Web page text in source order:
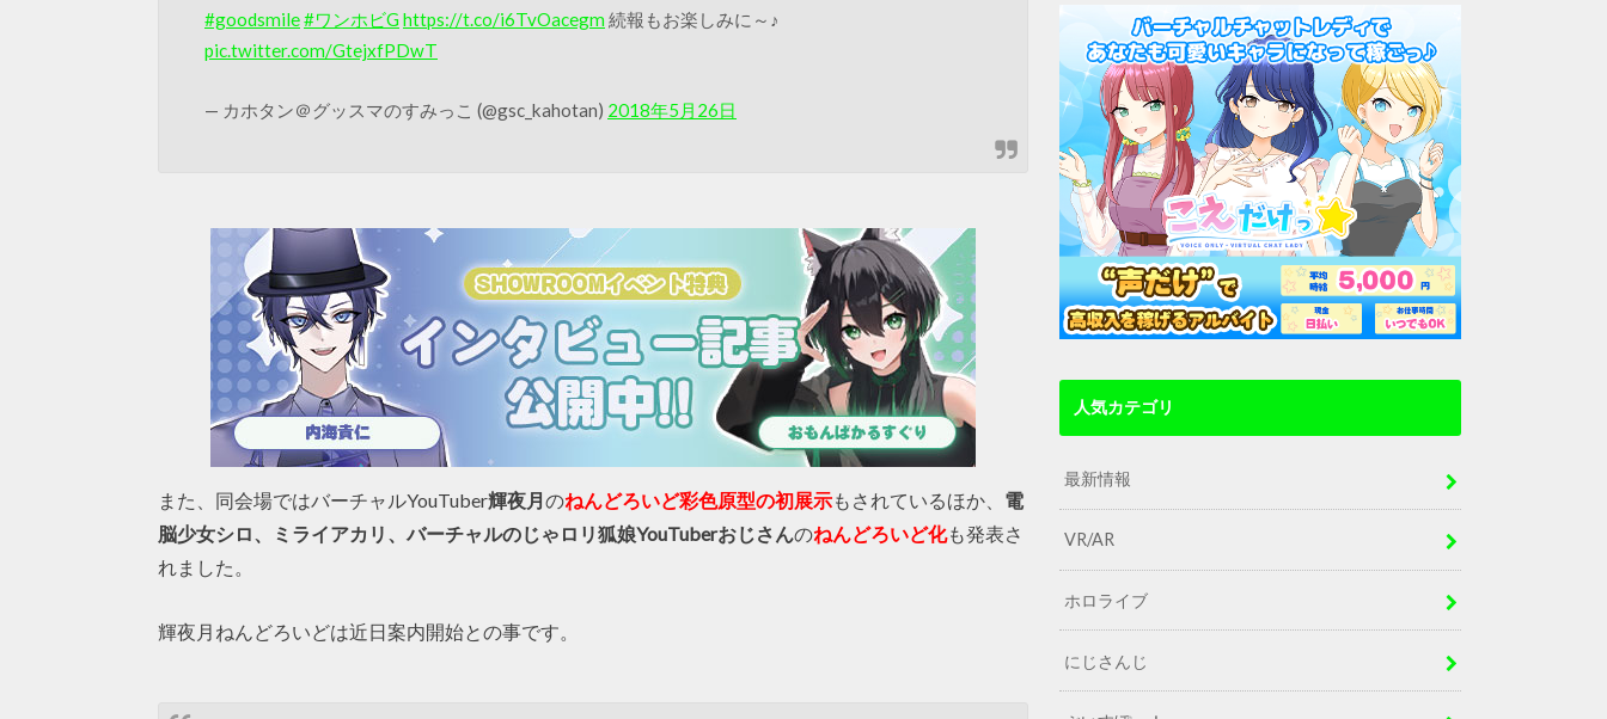
#goodsmile#ワンホビG https://t.co/i6TvOacegm 続報もお楽しみに～♪
pic.twitter.com/GtejxfPDwT
— カホタン＠グッスマのすみっこ (@gsc_kahotan) 2018年5月26日
また、同会場ではバーチャルYouTuber輝夜月のねんどろいど彩色原型の初展示もされているほか、 電
脳少女シロ、ミライアカリ、バーチャルのじゃロリ狐娘YouTuberおじさんのねんどろいど化も発表さ
れました。
輝夜月ねんどろいどは近日案内開始との事です。
人気カテゴリ
最新情報
VR/AR
ホロライブ
にじさんじ